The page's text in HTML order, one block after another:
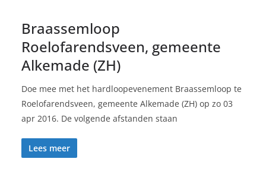
Braassemloop
Roelofarendsveen, gemeente
Alkemade (ZH)
Doe mee met het hardloopevenement Braassemloop te
Roelofarendsveen, gemeente Alkemade (ZH) op zo 03
apr 2016. De volgende afstanden staan
Lees meer